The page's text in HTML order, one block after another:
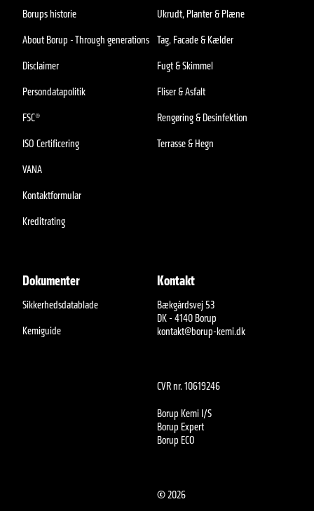
Borups historie
About Borup - Through generations
Disclaimer
Persondatapolitik
FSC®
ISO Certificering
VANA
Kontaktformular
Kreditrating
Ukrudt, Planter & Plæne
Tag, Facade & Kælder
Fugt & Skimmel
Fliser & Asfalt
Rengøring & Desinfektion
Terrasse & Hegn
Dokumenter
Sikkerhedsdatablade
Kemiguide
Kontakt
Bækgårdsvej 53
DK - 4140 Borup
kontakt@borup-kemi.dk
CVR nr. 10619246
Borup Kemi I/S
Borup Expert
Borup ECO
©2026